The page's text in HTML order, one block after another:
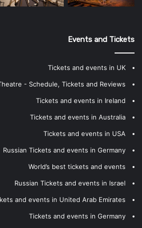
Events and Tickets
Tickets and events in UK
- Schedule, Tickets and Reviews
Tickets and events in Ireland
Tickets and events in Australia
Tickets and events in USA
Russian Tickets and events in Germany
World’s best tickets and events
Russian Tickets and events in Israel
and events in United Arab Emirates
Tickets and events in Germany